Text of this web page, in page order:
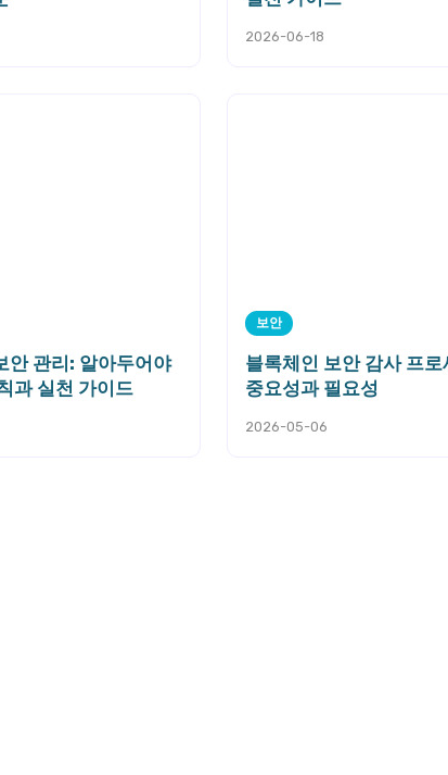
2026-06-18
안 관리: 알아두어야
과 실천 가이드
보안
블록체인 보안 감사 프로
중요성과 필요성
2026-05-06